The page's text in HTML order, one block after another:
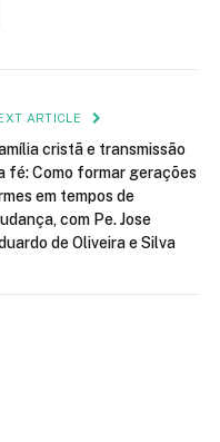
ARTICLE
cristã e transmissão
fé: Como formar gerações
em tempos de
com Pe. Jose
de Oliveira e Silva